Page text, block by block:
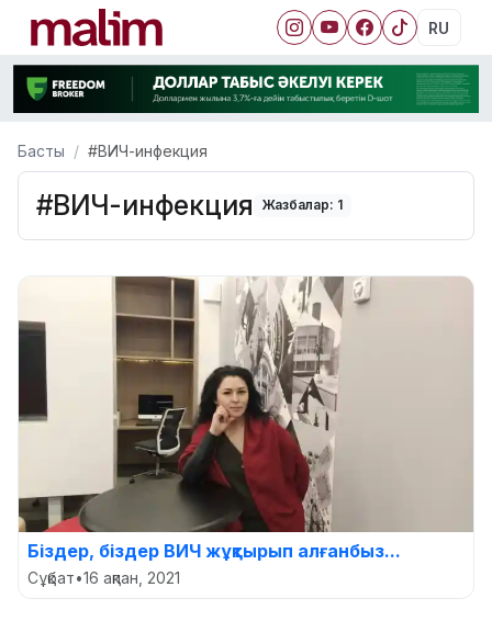
RU
Басты #ВИЧ-инфекция
#ВИЧ-инфекция Жазбалар: 1
Біздер, біздер ВИЧ жұқтырып алғанбыз...
Сұқбат•16 ақпан, 2021